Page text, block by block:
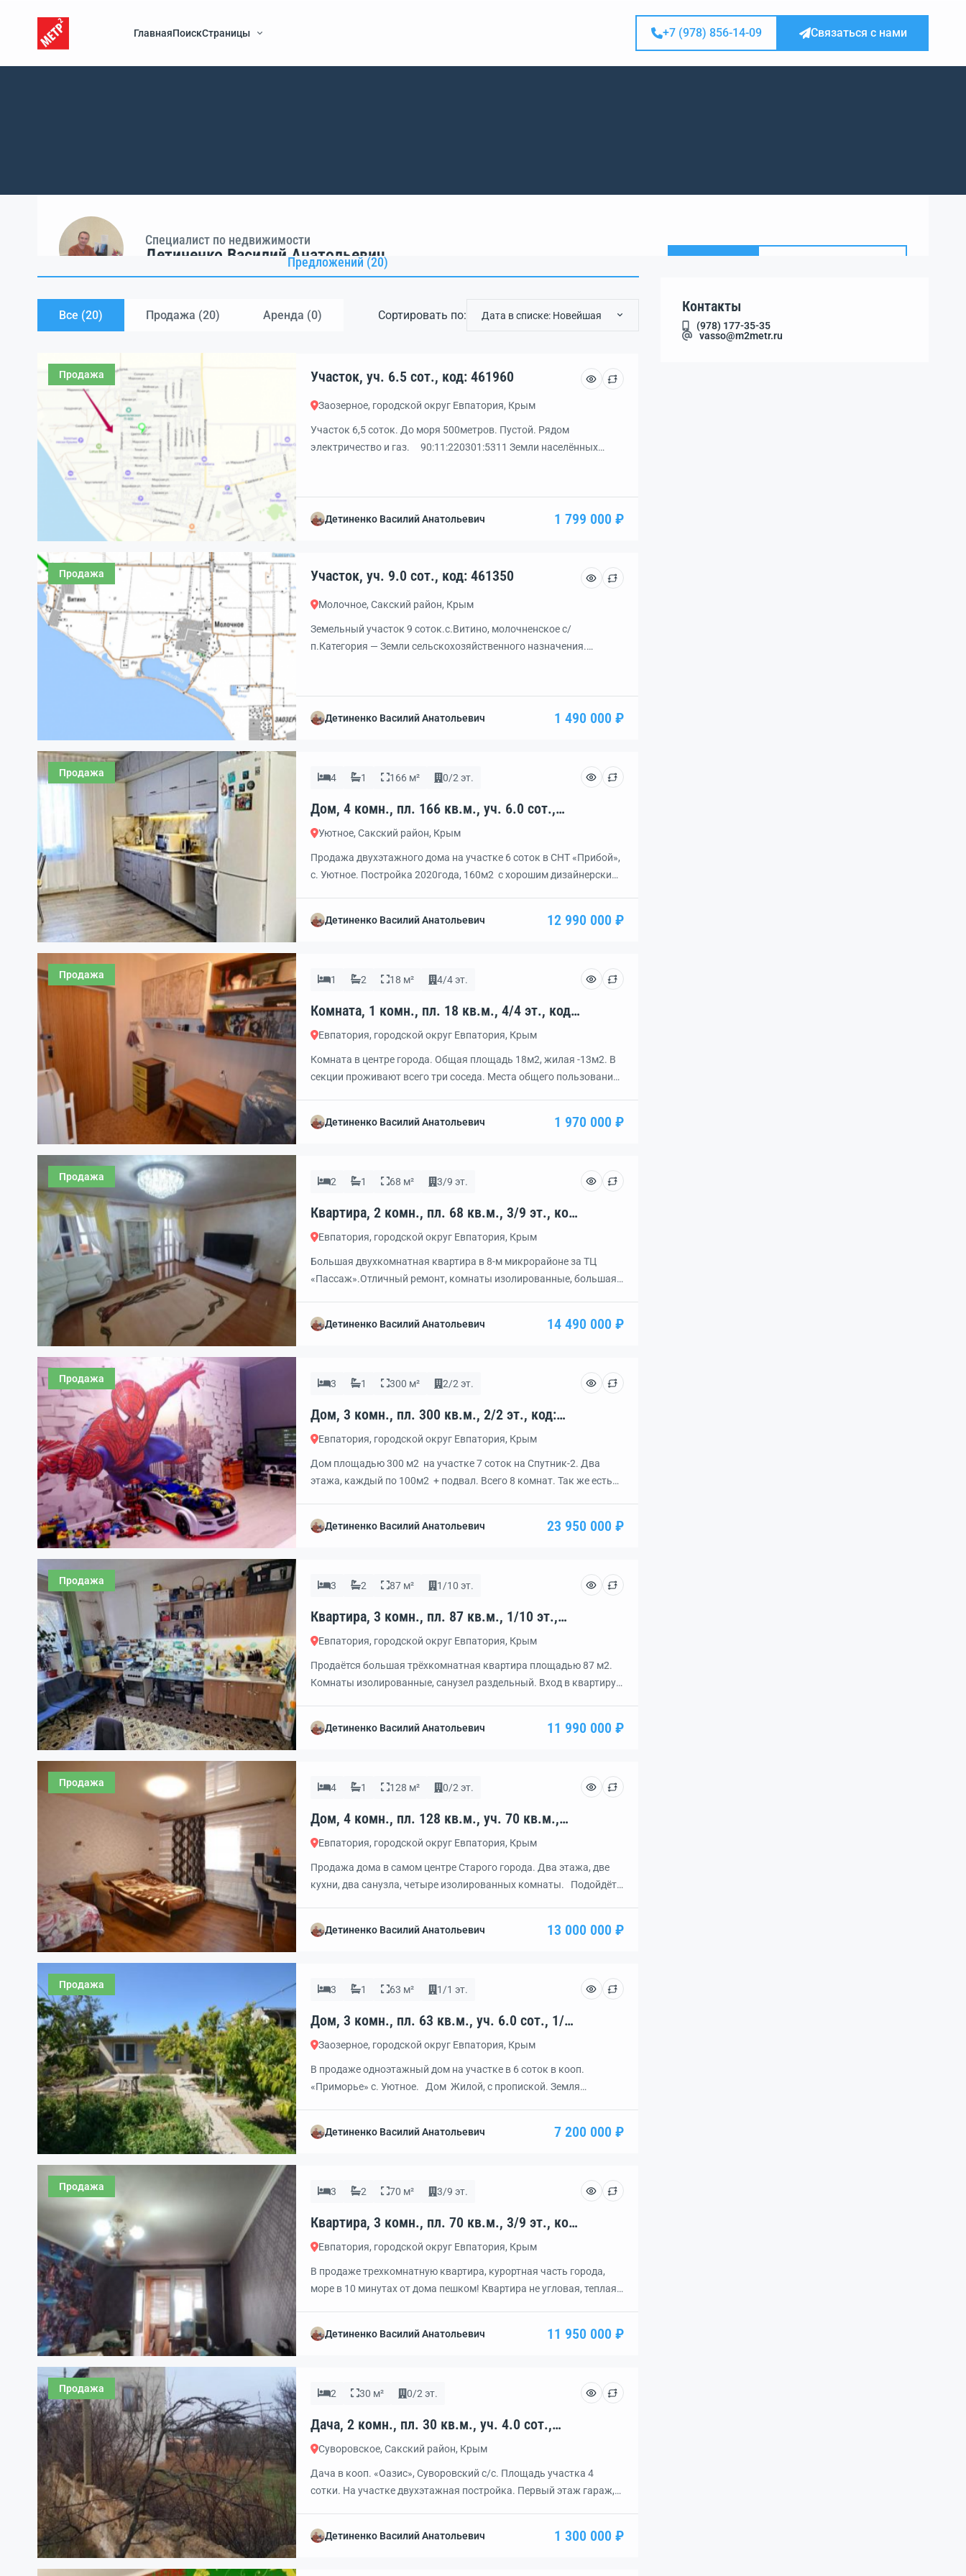
ГлавнаяПоискСтраницы +7 (978) 856-14-09 Связаться с нами
Специалист по недвижимости
Детиненко Василий Анатольевич
Предложений (20)
Все (20) Продажа (20) Аренда (0) Сортировать по: Дата в списке: Новейшая
Продажа Участок, уч. 6.5 сот., код: 461960
Заозерное, городской округ Евпатория, Крым
Участок 6,5 соток. До моря 500метров. Пустой. Рядом
электричество и газ. 90:11:220301:5311 Земли населённых
Детиненко Василий Анатольевич 1 799 000 ₽
Продажа Участок, уч. 9.0 сот., код: 461350
Молочное, Сакский район, Крым
Земельный участок 9 соток.с.Витино, молочненское с/
п.Категория — Земли сельскохозяйственного назначения.
Детиненко Василий Анатольевич 1 490 000 ₽
Продажа 4 1 166 м² 0/2 эт.
Дом, 4 комн., пл. 166 кв.м., уч. 6.0 сот.,
код: 460826
Уютное, Сакский район, Крым
Продажа двухэтажного дома на участке 6 соток в СНТ «Прибой»,
с. Уютное. Постройка 2020года, 160м2 с хорошим дизайнерским
cпaльни, каждая из кoтopыx oформлeна индивидуально,
школа, […]
Детиненко Василий Анатольевич 12 990 000 ₽
Продажа 1 2 18 м² 4/4 эт.
Комната, 1 комн., пл. 18 кв.м., 4/4 эт., код:
460717
Евпатория, городской округ Евпатория, Крым
Комната в центре города. Общая площадь 18м2, жилая -13м2. В
секции проживают всего три соседа. Места общего пользования
остаётся всё. Cама комната разделена на две зоны: кухонную и
Детиненко Василий Анатольевич 1 970 000 ₽
Продажа 2 1 68 м² 3/9 эт.
Квартира, 2 комн., пл. 68 кв.м., 3/9 эт., код:
459992
Евпатория, городской округ Евпатория, Крым
Большая двухкомнатная квартира в 8-м микрорайоне за ТЦ
«Пассаж».Отличный ремонт, комнаты изолированные, большая
Детиненко Василий Анатольевич
14 490 000 ₽
Продажа 3 1 300 м² 2/2 эт.
Дом, 3 комн., пл. 300 кв.м., 2/2 эт., код:
459936
Евпатория, городской округ Евпатория, Крым
Дом площадью 300 м2 на участке 7 соток на Спутник-2. Два
этажа, каждый по 100м2 + подвал. Всего 8 комнат. Так же есть
Детиненко Василий Анатольевич 23 950 000 ₽
Продажа 3 2 87 м² 1/10 эт.
Квартира, 3 комн., пл. 87 кв.м., 1/10 эт.,
код: 459676
Евпатория, городской округ Евпатория, Крым
Продаётся большая трёхкомнатная квартира площадью 87 м2.
Комнаты изолированные, санузел раздельный. Вход в квартиру
супермаркеты.
Детиненко Василий Анатольевич 11 990 000 ₽
Продажа 4 1 128 м² 0/2 эт.
Дом, 4 комн., пл. 128 кв.м., уч. 70 кв.м.,
код: 458811
Евпатория, городской округ Евпатория, Крым
Продажа дома в самом центре Старого города. Два этажа, две
кухни, два санузла, четыре изолированных комнаты. Подойдёт
кондиционера, подвал. Материал постройки — ракушняк. До
Детиненко Василий Анатольевич 13 000 000 ₽
Продажа 3 1 63 м² 1/1 эт.
Дом, 3 комн., пл. 63 кв.м., уч. 6.0 сот., 1/1
Заозерное, городской округ Евпатория, Крым
В продаже одноэтажный дом на участке в 6 соток в кооп.
«Приморье» с. Уютное. Дом Жилой, с пропиской. Земля
большой кухней. Автономное газовое отопление, кондиционер,
Детиненко Василий Анатольевич 7 200 000 ₽
Продажа 3 2 70 м² 3/9 эт.
Квартира, 3 комн., пл. 70 кв.м., 3/9 эт., код:
342430
Евпатория, городской округ Евпатория, Крым
В продаже трехкомнатную квартира, курортная часть города,
море в 10 минутах от дома пешком! Квартира не угловая, теплая,
гостиная требуют косметического ремонта. Хороший не
Детиненко Василий Анатольевич 11 950 000 ₽
Продажа 2 30 м² 0/2 эт.
Дача, 2 комн., пл. 30 кв.м., уч. 4.0 сот.,
код: 451369
Суворовское, Сакский район, Крым
Дача в кооп. «Оазис», Суворовский с/с. Площадь участка 4
сотки. На участке двухэтажная постройка. Первый этаж гараж,
Детиненко Василий Анатольевич 1 300 000 ₽
Контакты
(978) 177-35-35
vasso@m2metr.ru